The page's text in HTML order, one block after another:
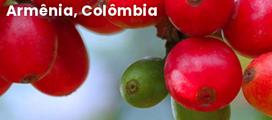
Armênia, Colômbia